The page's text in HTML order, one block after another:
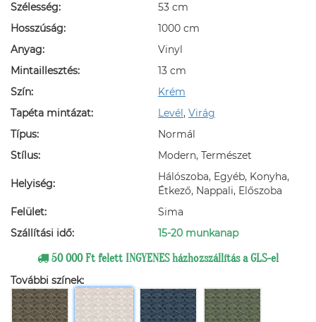
Szélesség:
53 cm
Hosszúság:
1000 cm
Anyag:
Vinyl
Mintaillesztés:
13 cm
Szín:
Krém
Tapéta mintázat:
Levél, Virág
Típus:
Normál
Stílus:
Modern, Természet
Helyiség:
Hálószoba, Egyéb, Konyha,
Étkező, Nappali, Előszoba
Felület:
Sima
Szállítási idő:
15-20 munkanap
50 000 Ft felett INGYENES házhozszállítás a GLS-el
További színek: